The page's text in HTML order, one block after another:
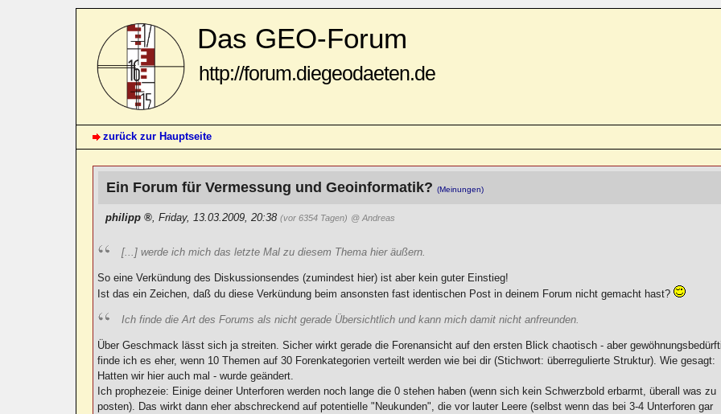
Das GEO-Forum
http://forum.diegeodaeten.de
zurück zur Hauptseite
Ein Forum für Vermessung und Geoinformatik?(Meinungen)
philipp ,Friday, 13.03.2009, 20:38(vor 6354 Tagen) @ Andreas
[...] werde ich mich das letzte Mal zu diesem Thema hier äußern.
So eine Verkündung des Diskussionsendes (zumindest hier) ist aber kein guter Einstieg!
Ist das ein Zeichen, daß du diese Verkündung beim ansonsten fast identischen Post in deinem Forum nicht gemacht hast?
Ich finde die Art des Forums als nicht gerade Übersichtlich und kann mich damit nicht anfreunden.
Über Geschmack lässt sich ja streiten. Sicher wirkt gerade die Forenansicht auf den ersten Blick chaotisch - aber
finde ich es eher, wenn 10 Themen auf 30 Forenkategorien verteilt werden wie bei dir (Stichwort: überregulierte Struktur). Wie gesagt:
Hatten wir hier auch mal - wurde geändert.
Ich prophezeie: Einige deiner Unterforen werden noch lange die 0 stehen haben (wenn sich kein Schwerzbold erbarmt, überall was zu
posten). Das wirkt dann eher abschreckend auf potentielle "Neukunden", die vor lauter Leere (selbst wenn das bei 3-4 Unterforen gar